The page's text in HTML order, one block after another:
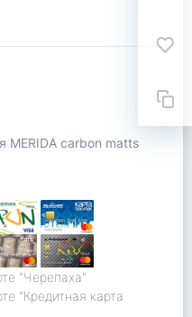
MERIDA carbon matts
"Черепаха"
"Кредитная карта